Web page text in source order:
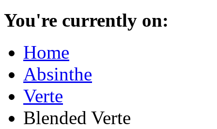
You're currently on:
Home
Absinthe
Verte
Blended Verte